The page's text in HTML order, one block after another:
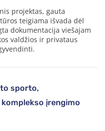
projektas, gauta
teigiama išvada dėl
dokumentacija viešajam
valdžios ir privataus
sporto,
įrengimo